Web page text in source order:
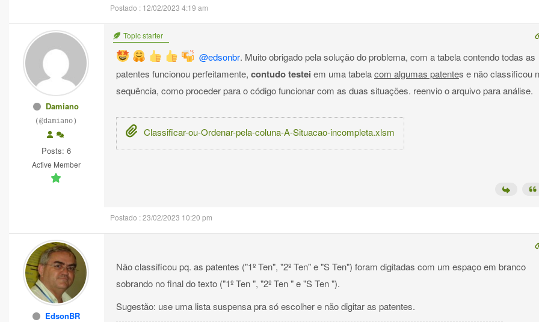
Postado : 12/02/2023 4:19 am
Damiano
(@damiano)
Posts: 6
Active Member
Topic starter
@edsonbr. Muito obrigado pela solução do problema, com a tabela contendo todas as
patentes funcionou perfeitamente, contudo testei em uma tabelacom algumas patentes e não classificou
sequência, como proceder para o código funcionar com as duas situações. reenvio o arquivo para análise.
Classificar-ou-Ordenar-pela-coluna-A-Situacao-incompleta.xlsm
Postado : 23/02/2023 10:20 pm
EdsonBR
Não classificou pq. as patentes ("1º Ten", "2º Ten" e "S Ten") foram digitadas com um espaço em branco
sobrando no final do texto ("1º Ten ", "2º Ten " e "S Ten ").
Sugestão: use uma lista suspensa pra só escolher e não digitar as patentes.